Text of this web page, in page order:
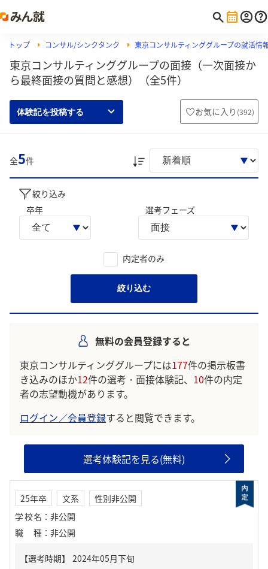
トップ コンサル/シンクタンク 東京コンサルティンググループの就活情
東京コンサルティンググループの面接（一次面接か
ら最終面接の質問と感想）（全5件）
体験記を投稿する お気に入り (392)
全5件
絞り込み
卒年
選考フェーズ
内定者のみ
絞り込む
無料の会員登録すると
東京コンサルティンググループには177件の掲示板書
き込みのほか12件の選考・面接体験記、 10件の内定
者の志望動機があります。
ログイン／会員登録すると閲覧できます。
選考体験記を見る(無料)
25年卒 文系
性別非公開
学校名 ： 非公開
職種 ： 非公開